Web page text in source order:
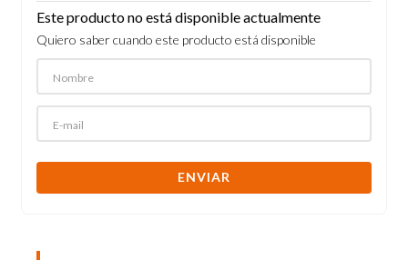
Este producto no está disponible actualmente
Quiero saber cuando este producto está disponible
ENVIAR